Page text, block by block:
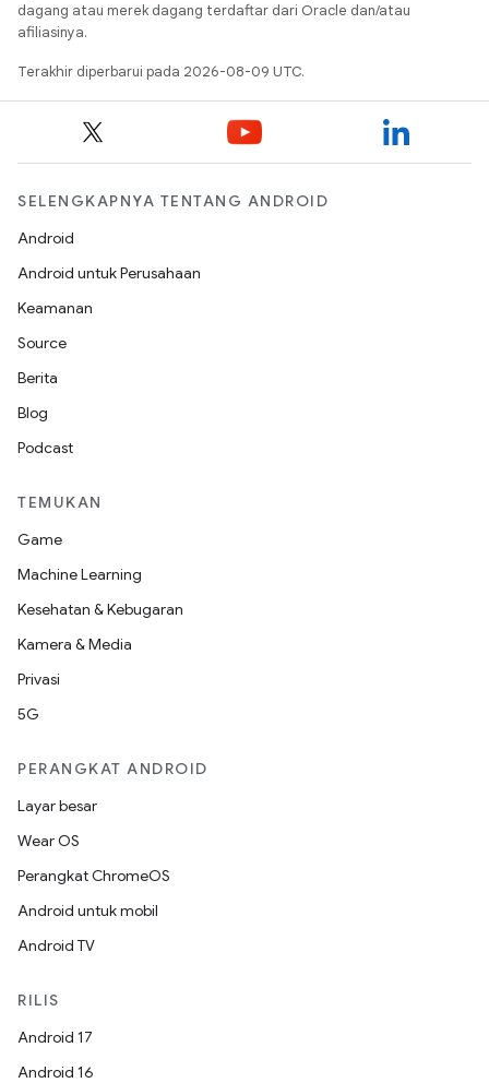
dagang atau merek dagang terdaftar dari Oracle dan/atau
afiliasinya.
Terakhir diperbarui pada 2026-08-09 UTC.
SELENGKAPNYA TENTANG ANDROID
Android
Android untuk Perusahaan
Keamanan
Source
Berita
Blog
Podcast
TEMUKAN
Game
Machine Learning
Kesehatan & Kebugaran
Kamera & Media
Privasi
5G
PERANGKAT ANDROID
Layar besar
Wear OS
Perangkat ChromeOS
Android untuk mobil
Android TV
RILIS
Android 17
Android 16